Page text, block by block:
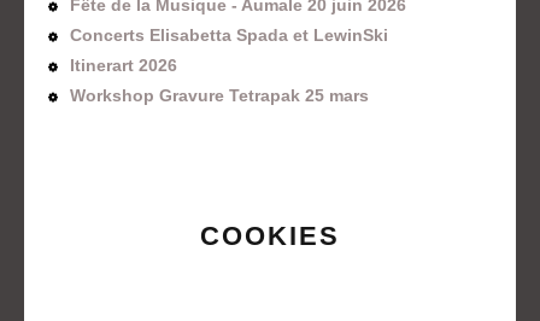
Fête de la Musique - Aumale 20 juin 2026
Concerts Elisabetta Spada et LewinSki
Itinerart 2026
Workshop Gravure Tetrapak 25 mars
COOKIES